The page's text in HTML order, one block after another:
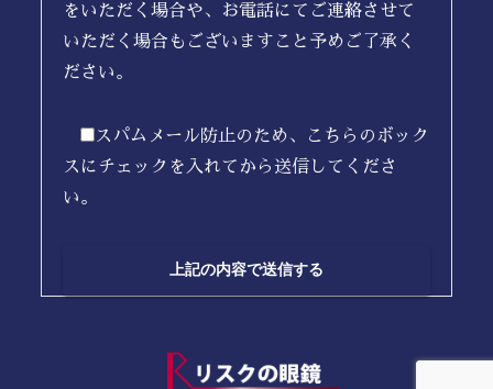
をいただく場合や、お電話にてご連絡させて
いただく場合もございますこと予めご了承く
ださい。
スパムメール防止のため、こちらのボック
スにチェックを入れてから送信してくださ
い。